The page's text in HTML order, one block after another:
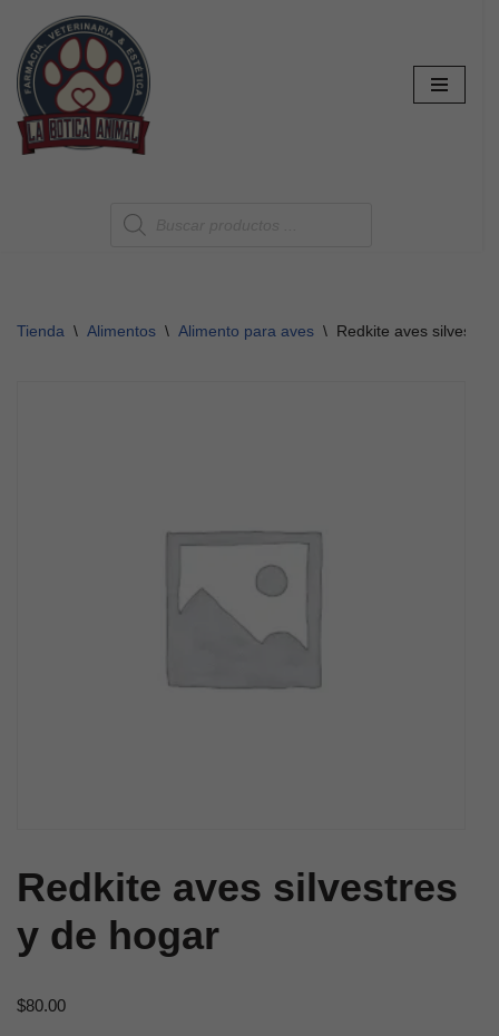
Saltar
al
contenido
Tienda \ Alimentos \ Alimento para aves \ Redkite aves
Redkite aves silvestres
y de hogar
$80.00